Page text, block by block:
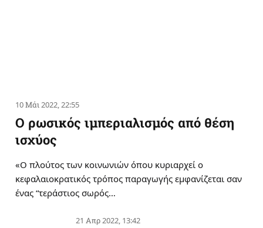
10 Μάι 2022, 22:55
Ο ρωσικός ιμπεριαλισμός από θέση
ισχύος
«Ο πλούτος των κοινωνιών όπου κυριαρχεί ο
κεφαλαιοκρατικός τρόπος παραγωγής εμφανίζεται σαν
ένας “τεράστιος σωρός…
21 Απρ 2022, 13:42